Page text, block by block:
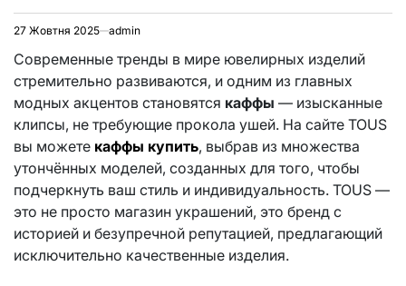
27 Жовтня 2025 admin
Современные тренды в мире ювелирных изделий
стремительно развиваются, и одним из главных
модных акцентов становятся каффы — изысканные
клипсы, не требующие прокола ушей. На сайте TOUS
вы можете каффы купить, выбрав из множества
утончённых моделей, созданных для того, чтобы
подчеркнуть ваш стиль и индивидуальность. TOUS —
это не просто магазин украшений, это бренд с
историей и безупречной репутацией, предлагающий
исключительно качественные изделия.